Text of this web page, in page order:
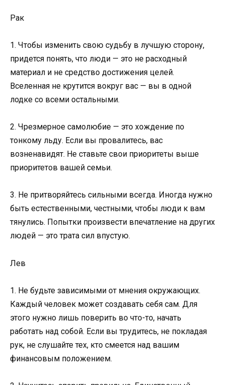
Рак
1. Чтобы изменить свою судьбу в лучшую сторону,
придется понять, что люди — это не расходный
материал и не средство достижения целей.
Вселенная не крутится вокруг вас — вы в одной
лодке со всеми остальными.
2. Чрезмерное самолюбие — это хождение по
тонкому льду. Если вы провалитесь, вас
возненавидят. Не ставьте свои приоритеты выше
приоритетов вашей семьи.
3. Не притворяйтесь сильными всегда. Иногда нужно
быть естественными, честными, чтобы люди к вам
тянулись. Попытки произвести впечатление на других
людей — это трата сил впустую.
Лев
1. Не будьте зависимыми от мнения окружающих.
Каждый человек может создавать себя сам. Для
этого нужно лишь поверить во что-то, начать
работать над собой. Если вы трудитесь, не покладая
рук, не слушайте тех, кто смеется над вашим
финансовым положением.